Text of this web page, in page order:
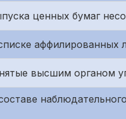
ценных бумаг
аффилированных
высшим органом